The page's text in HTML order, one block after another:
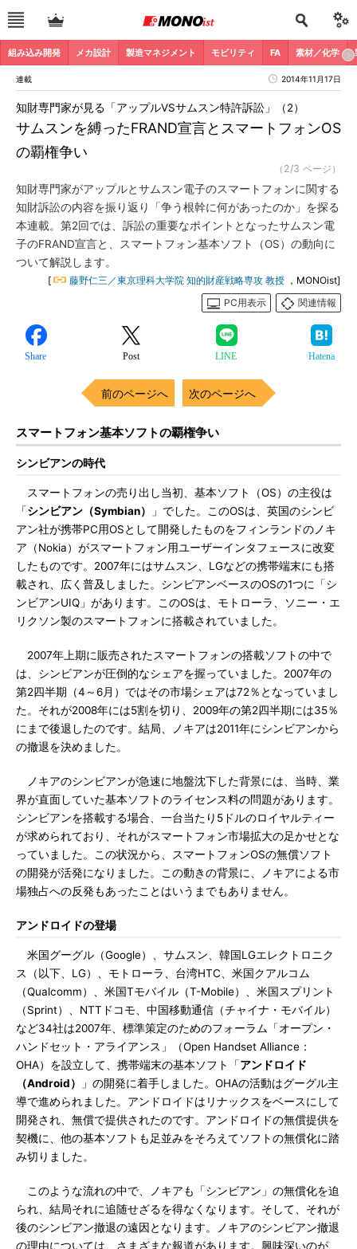
組み込み開発 メカ設計 製造マネジメント モビリティ FA 素材／化学
連載 2014年11月17日
サムスンを縛ったFRAND宣言とスマートフォンOS
の覇権争い
知財専門家が見る「アップルVSサムスン特許訴訟」（2）
（2/3 ページ）
知財専門家がアップルとサムスン電子のスマートフォンに関する
知財訴訟の内容を振り返り「争う根幹に何があったのか」を探る
本連載。第2回では、訴訟の重要なポイントとなったサムスン電
子のFRAND宣言と、スマートフォン基本ソフト（OS）の動向に
ついて解説します。
[ 藤野仁三／東京理科大学院 知的財産戦略専攻 教授 ，MONOist]
PC用表示
関連情報
Share Post LINE Hatena
前のページへ 次のページへ
スマートフォン基本ソフトの覇権争い
シンビアンの時代
スマートフォンの売り出し当初、基本ソフト（OS）の主役は
「シンビアン（Symbian）
」でした。このOSは、英国のシンビ
アン社が携帯PC用OSとして開発したものをフィンランドのノキ
ア（Nokia）がスマートフォン用ユーザーインタフェースに改変
したものです。2007年にはサムスン、LGなどの携帯端末にも搭
載され、広く普及しました。シンビアンベースのOSの1つに「シ
ンビアンUIQ」があります。このOSは、モトローラ、ソニー・エ
リクソン製のスマートフォンに搭載されていました。
2007年上期に販売されたスマートフォンの搭載ソフトの中で
は、シンビアンが圧倒的なシェアを握っていました。2007年の
第2四半期（4～6月）ではその市場シェアは72％となっていまし
た。それが2008年には5割を切り、2009年の第2四半期には35％
にまで後退したのです。結局、ノキアは2011年にシンビアンから
の撤退を決めました。
ノキアのシンビアンが急速に地盤沈下した背景には、当時、業
界が直面していた基本ソフトのライセンス料の問題があります。
シンビアンを搭載する場合、一台当たり5ドルのロイヤルティー
が求められており、それがスマートフォン市場拡大の足かせとな
っていました。この状況から、スマートフォンOSの無償ソフト
の開発が活発になりました。この動きの背景に、ノキアによる市
場独占への反発もあったことはいうまでもありません。
アンドロイドの登場
米国グーグル（Google）、サムスン、韓国LGエレクトロニク
ス（以下、LG）、モトローラ、台湾HTC、米国クアルコム
（Qualcomm）、米国Tモバイル（T-Mobile）、米国スプリント
（Sprint）、NTTドコモ、中国移動通信（チャイナ・モバイル）
など34社は2007年、標準策定のためのフォーラム「オープン・
ハンドセット・アライアンス」（Open Handset Alliance：
OHA）を設立して、携帯端末の基本ソフト「アンドロイド
（Android）
」の開発に着手しました。OHAの活動はグーグル主
導で進められました。アンドロイドはリナックスをベースにして
開発され、無償で提供されたのです。アンドロイドの無償提供を
契機に、他の基本ソフトも足並みをそろえてソフトの無償化に踏
み切りました。
このような流れの中で、ノキアも「シンビアン」の無償化を迫
られ、結局それに追随せざるを得なくなります。そして、それが
後のシンビアン撤退の遠因となります。ノキアのシンビアン撤退
の理由については、さまざまな報道があります。興味深いのが、